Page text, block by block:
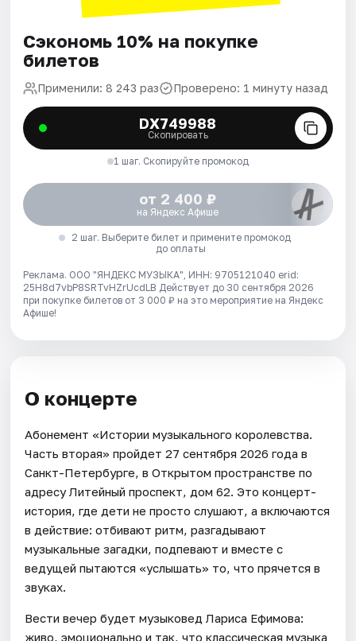
Сэкономь 10% на покупке
билетов
Применили: 8 243 раз Проверено: 1 минуту назад
DX749988
Скопировать
1 шаг. Скопируйте промокод
от 2 400 ₽
на Яндекс Афише
2 шаг. Выберите билет и примените промокод
до оплаты
Реклама. ООО "ЯНДЕКС МУЗЫКА", ИНН: 9705121040 erid:
25H8d7vbP8SRTvHZrUcdLB Действует до 30 сентября 2026
при покупке билетов от 3 000 ₽ на это мероприятие на Яндекс
Афише!
О концерте
Абонемент «Истории музыкального королевства.
Часть вторая» пройдет 27 сентября 2026 года в
Санкт-Петербурге, в Открытом пространстве по
адресу Литейный проспект, дом 62. Это концерт-
история, где дети не просто слушают, а включаются
в действие: отбивают ритм, разгадывают
музыкальные загадки, подпевают и вместе с
ведущей пытаются «услышать» то, что прячется в
звуках.
Вести вечер будет музыковед Лариса Ефимова:
живо, эмоционально и так, что классическая музыка